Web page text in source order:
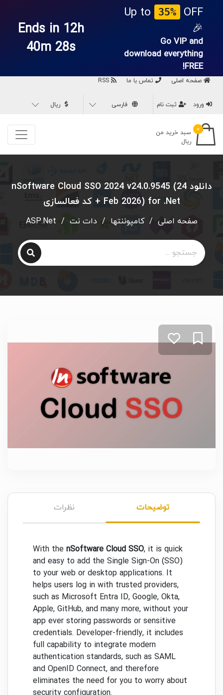
Up to 35%
OFF
🎉
Go VIP and
download everything
FREE!
Ends in 12h
40m 26s
صفحه اصلی تماس با ما
ورود ثبت نام فارسی ریال
۰
سبد خرید من
ریال
دانلود nSoftware Cloud SSO 2024 v24.0.9545 (24
Feb 2026) for .Net + کد فعالسازی
صفحه اصلی / کامپوننتها / دات نت /
ASP.Net
توضیحات نظرات
With the nSoftware Cloud SSO, it is quick
and easy to add the Single Sign-On (SSO)
to your web or desktop applications. It
helps users log in with trusted providers,
such as Microsoft Entra ID, Google, Okta,
Apple, GitHub, and many more, without your
app ever storing passwords or sensitive
credentials. Developer-friendly, it includes
full capability to integrate modern
authentication standards, such as SAML
and OpenID Connect, and therefore
eliminates the need for you to worry about